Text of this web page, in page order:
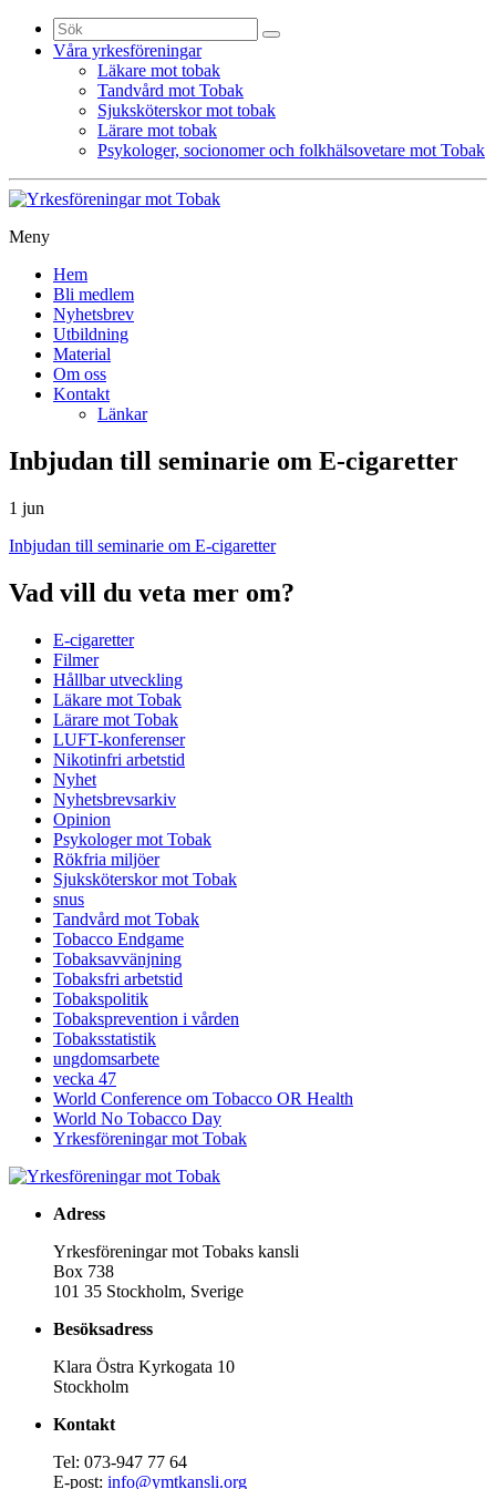
Sök
efter:
Våra yrkesföreningar
Läkare mot tobak
Tandvård mot Tobak
Sjuksköterskor mot tobak
Lärare mot tobak
Psykologer, socionomer och folkhälsovetare mot Tobak
Meny
vidare
innehåll
Hem
Bli medlem
Nyhetsbrev
Utbildning
Material
Om oss
Kontakt
Länkar
Inbjudan till seminarie om E-cigaretter
1 jun
Inbjudan till seminarie om E-cigaretter
Vad vill du veta mer om?
E-cigaretter
Filmer
Hållbar utveckling
Läkare mot Tobak
Lärare mot Tobak
LUFT-konferenser
Nikotinfri arbetstid
Nyhet
Nyhetsbrevsarkiv
Opinion
Psykologer mot Tobak
Rökfria miljöer
Sjuksköterskor mot Tobak
snus
Tandvård mot Tobak
Tobacco Endgame
Tobaksavvänjning
Tobaksfri arbetstid
Tobakspolitik
Tobaksprevention i vården
Tobaksstatistik
ungdomsarbete
vecka 47
World Conference om Tobacco OR Health
World No Tobacco Day
Yrkesföreningar mot Tobak
Adress
Yrkesföreningar mot Tobaks kansli
Box 738
101 35 Stockholm, Sverige
Besöksadress
Klara Östra Kyrkogata 10
Stockholm
Kontakt
Tel: 073-947 77 64
E-post: info@ymtkansli.org